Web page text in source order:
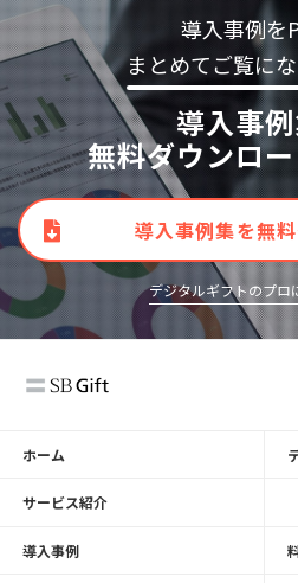
導入事例を
まとめてご覧に
導入事
無料ダウンロ
導入事例集を無
デジタルギフトのプロ
ホーム
サービス紹介
導入事例